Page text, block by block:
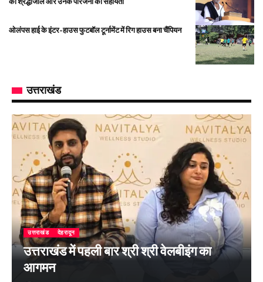
ओलंपस हाई के इंटर-हाउस फुटबॉल टूर्नामेंट में रिग हाउस बना चैंपियन
उत्तराखंड
उत्तराखंड देहरादून
उत्तराखंड में पहली बार श्री श्री वेलबीइंग का
आगमन